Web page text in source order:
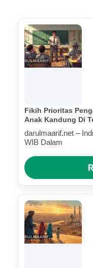
Fikih Prioritas
Anak Kandung Di
darulmaarif.net –
WIB Dalam